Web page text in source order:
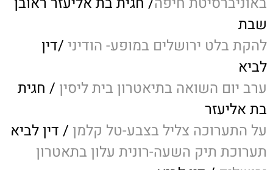
שבת
להקת בלט ירושלים במופע- הודיני /דין
לביא
ערב יום השואה בתיאטרון בית ליסין / חגית
בת אליעזר
על התערוכה צליל בצבע-טל קלמן / דין לביא
תערוכת תיק השעה-רונית עלון בתאטרון